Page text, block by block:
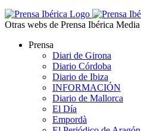
Otras webs de Prensa Ibérica Media
Prensa
Diari de Girona
Diario Córdoba
Diario de Ibiza
INFORMACIÓN
Diario de Mallorca
El Día
Empordà